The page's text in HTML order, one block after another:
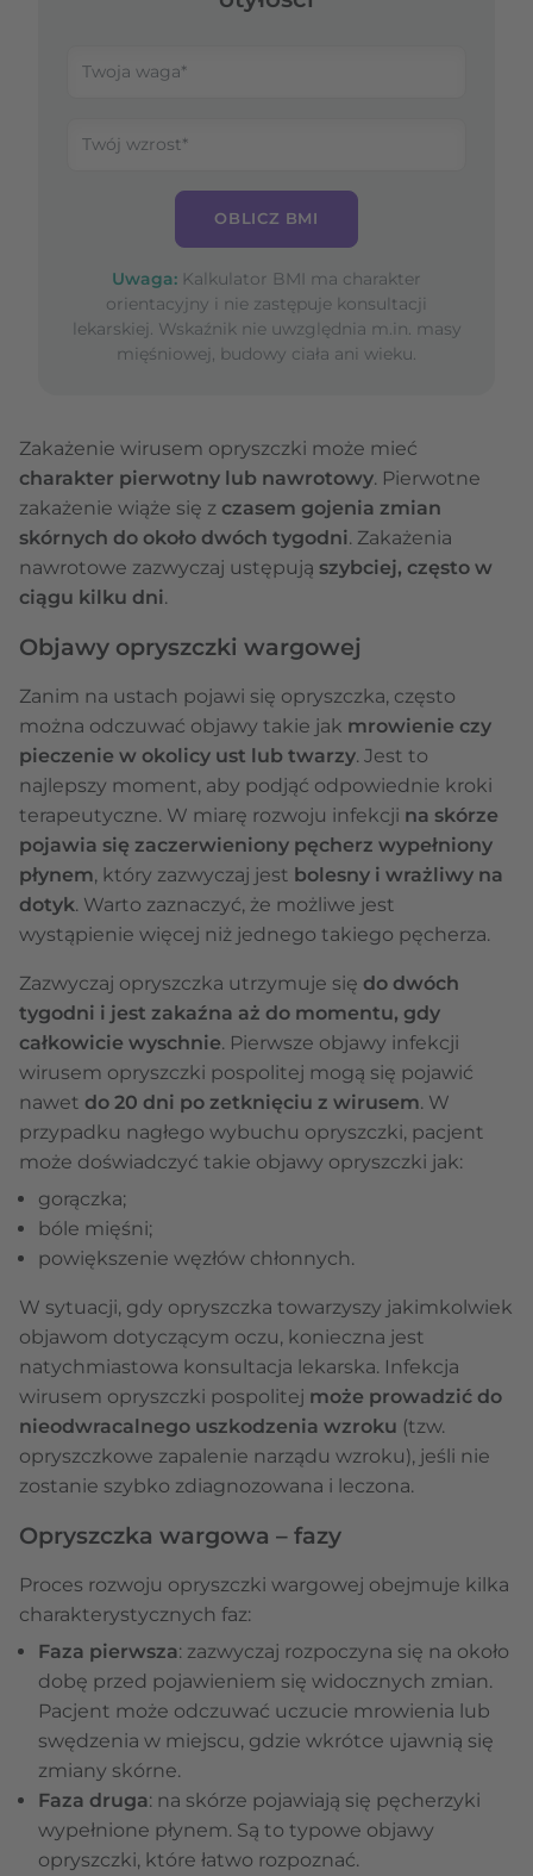
OBLICZ BMI
Uwaga: Kalkulator BMI ma charakter
orientacyjny i nie zastępuje konsultacji
lekarskiej. Wskaźnik nie uwzględnia m.in. masy
mięśniowej, budowy ciała ani wieku.
Zakażenie wirusem opryszczki może mieć
charakter pierwotny lub nawrotowy. Pierwotne
zakażenie wiąże się z czasem gojenia zmian
skórnych do około dwóch tygodni. Zakażenia
nawrotowe zazwyczaj ustępują szybciej, często w
ciągu kilku dni.
Objawy opryszczki wargowej
Zanim na ustach pojawi się opryszczka, często
można odczuwać objawy takie jak mrowienie czy
pieczenie w okolicy ust lub twarzy. Jest to
najlepszy moment, aby podjąć odpowiednie kroki
terapeutyczne. W miarę rozwoju infekcji na skórze
pojawia się zaczerwieniony pęcherz wypełniony
płynem, który zazwyczaj jest bolesny i wrażliwy na
dotyk. Warto zaznaczyć, że możliwe jest
wystąpienie więcej niż jednego takiego pęcherza.
Zazwyczaj opryszczka utrzymuje się do dwóch
tygodni i jest zakaźna aż do momentu, gdy
całkowicie wyschnie. Pierwsze objawy infekcji
wirusem opryszczki pospolitej mogą się pojawić
nawet do 20 dni po zetknięciu z wirusem. W
przypadku nagłego wybuchu opryszczki, pacjent
może doświadczyć takie objawy opryszczki jak:
gorączka;
bóle mięśni;
powiększenie węzłów chłonnych.
W sytuacji, gdy opryszczka towarzyszy jakimkolwiek
objawom dotyczącym oczu, konieczna jest
natychmiastowa konsultacja lekarska. Infekcja
wirusem opryszczki pospolitej może prowadzić do
nieodwracalnego uszkodzenia wzroku (tzw.
opryszczkowe zapalenie narządu wzroku), jeśli nie
zostanie szybko zdiagnozowana i leczona.
Opryszczka wargowa – fazy
Proces rozwoju opryszczki wargowej obejmuje kilka
charakterystycznych faz:
Faza pierwsza: zazwyczaj rozpoczyna się na około
dobę przed pojawieniem się widocznych zmian.
Pacjent może odczuwać uczucie mrowienia lub
swędzenia w miejscu, gdzie wkrótce ujawnią się
zmiany skórne.
Faza druga: na skórze pojawiają się pęcherzyki
wypełnione płynem. Są to typowe objawy
opryszczki, które łatwo rozpoznać.